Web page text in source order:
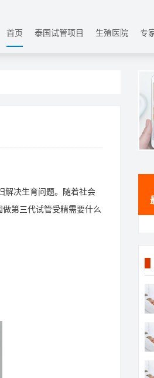
首页 泰国试管项目 生殖医院 专
解决生育问题。随着社会
第三代试管受精需要什么